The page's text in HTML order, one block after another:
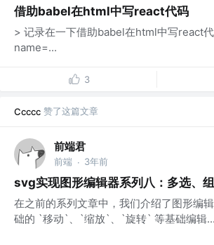
借助babel在html中写react代码
> 记录在一下借助babel在html中写react
name=...
3
Ccccc 赞了这篇文章
前端君
前端 · 3年前
svg实现图形编辑器系列八：多选、
在之前的系列文章中，我们介绍了图形编
础的 `移动`、`缩放`、`旋转` 等基础编辑...